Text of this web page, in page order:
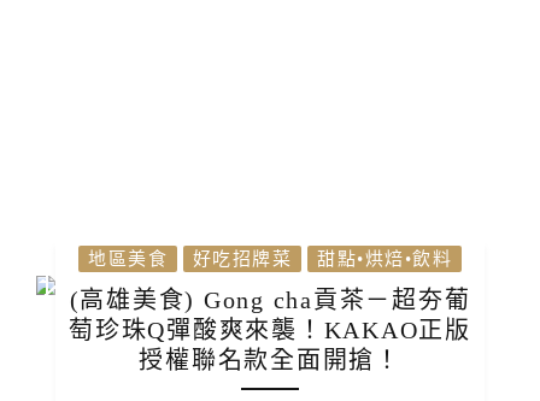
地區美食 好吃招牌菜 甜點•烘焙•飲料
(高雄美食) Gong cha貢茶－超夯葡
萄珍珠Q彈酸爽來襲！KAKAO正版
授權聯名款全面開搶！